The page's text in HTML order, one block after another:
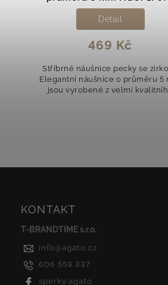
469 Kč
Detail
Stříbrné náušnice pecky se
Elegantní náušnice o průměru 5
jsou vyrobené z velmi
KONTAKT
T-BRANDTIME s.r.o.
info @agato.cz
606 559 337
sperky.agato